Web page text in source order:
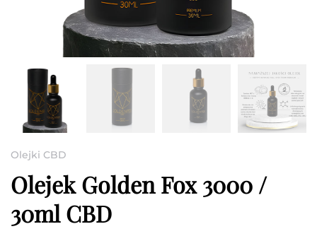
Olejki CBD
Olejek Golden Fox 3000 /
30ml CBD